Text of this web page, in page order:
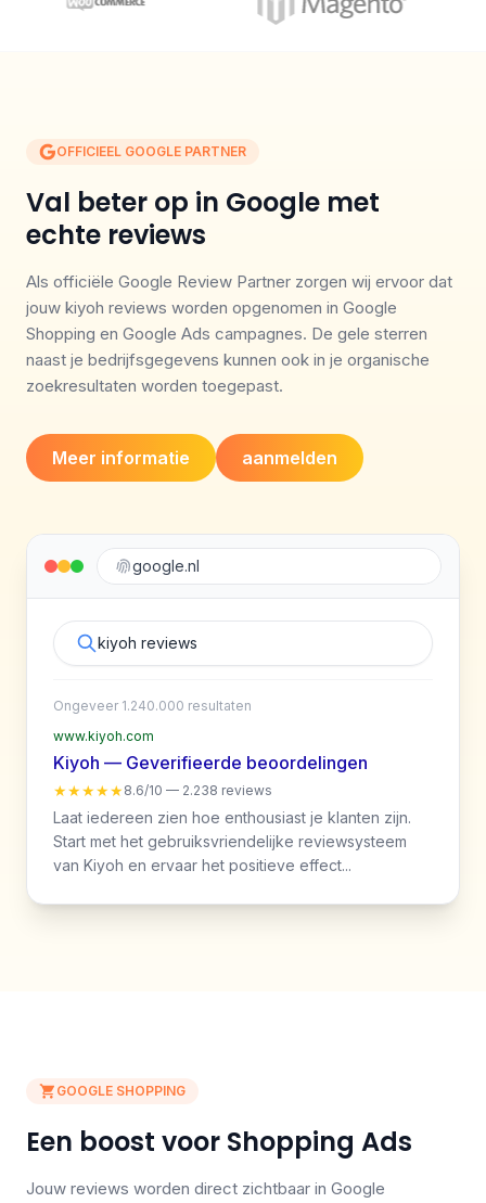
OFFICIEEL GOOGLE PARTNER
Val beter op in Google met
echte reviews
Als officiële Google Review Partner zorgen wij ervoor dat
jouw kiyoh reviews worden opgenomen in Google
Shopping en Google Ads campagnes. De gele sterren
naast je bedrijfsgegevens kunnen ook in je organische
zoekresultaten worden toegepast.
Meer informatie aanmelden
google.nl
kiyoh reviews
Ongeveer 1.240.000 resultaten
www.kiyoh.com
Kiyoh — Geverifieerde beoordelingen
★★★★★8.6/10 — 2.238 reviews
Laat iedereen zien hoe enthousiast je klanten zijn.
Start met het gebruiksvriendelijke reviewsysteem
van Kiyoh en ervaar het positieve effect...
GOOGLE SHOPPING
Een boost voor Shopping Ads
Jouw reviews worden direct zichtbaar in Google